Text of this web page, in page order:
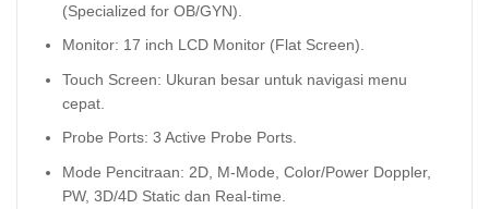
(Specialized for OB/GYN).
Monitor: 17 inch LCD Monitor (Flat Screen).
Touch Screen: Ukuran besar untuk navigasi menu
cepat.
Probe Ports: 3 Active Probe Ports.
Mode Pencitraan: 2D, M-Mode, Color/Power Doppler,
PW, 3D/4D Static dan Real-time.